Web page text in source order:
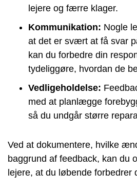
lejere og færre klager.
Kommunikation: Nogle
at det er svært at få svar
kan du forbedre din
tydeliggøre, hvordan de
Vedligeholdelse:
med at planlægge
så du undgår større
Ved at dokumentere, hvilke
baggrund af feedback, kan du
lejere, at du løbende forbedrer